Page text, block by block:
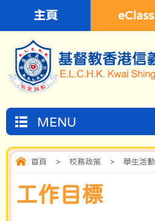
主頁 eClass
MENU
首頁 > 校務政策 > 學生活動
工作目標